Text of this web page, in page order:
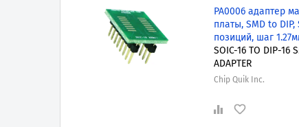
PA0006 адаптер
платы, SMD to DIP,
позиций, шаг
SOIC-16 TO DIP-16
ADAPTER
Chip Quik Inc.